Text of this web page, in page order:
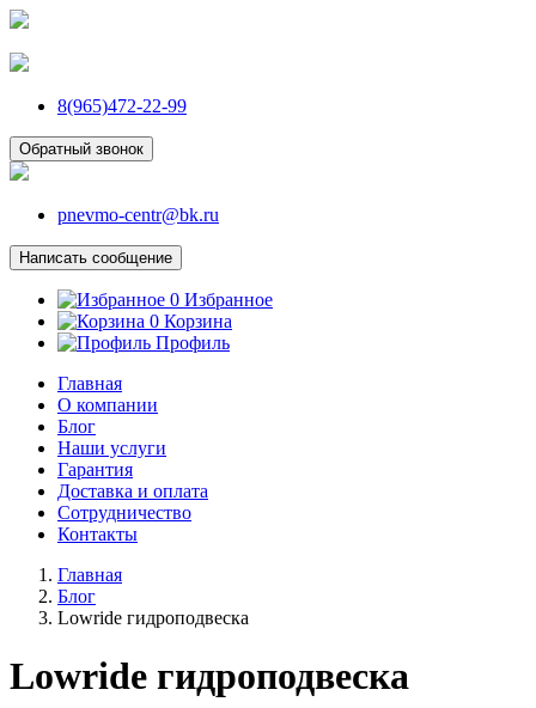
8(965)472-22-99
Обратный звонок
pnevmo-centr@bk.ru
Написать сообщение
0 Избранное
0 Корзина
Профиль
Главная
О компании
Блог
Наши услуги
Гарантия
Доставка и оплата
Сотрудничество
Контакты
Главная
Блог
Lowride гидроподвеска
Lowride гидроподвеска